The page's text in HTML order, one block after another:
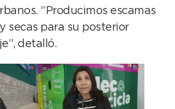
“Producimos escamas
secas para su posterior
detalló.